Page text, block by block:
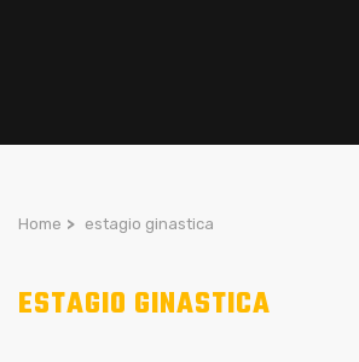
Home > estagio ginastica
ESTAGIO GINASTICA